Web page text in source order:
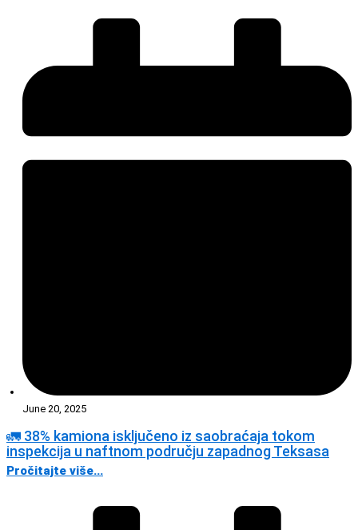
June 20, 2025
🚛 38% kamiona isključeno iz saobraćaja tokom
inspekcija u naftnom području zapadnog Teksasa
Pročitajte više...